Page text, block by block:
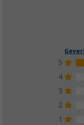
5
4
3
2
1